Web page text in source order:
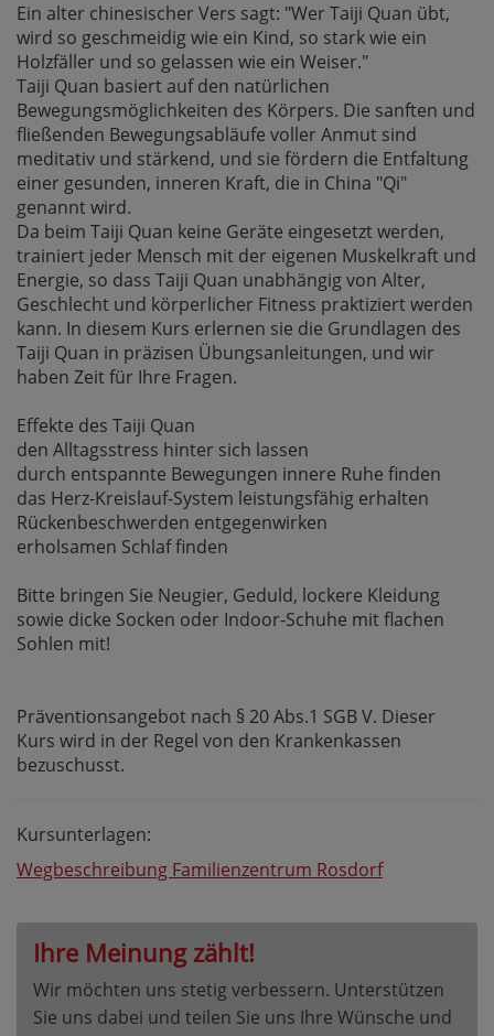
Ein alter chinesischer Vers sagt: "Wer Taiji Quan übt,
wird so geschmeidig wie ein Kind, so stark wie ein
Holzfäller und so gelassen wie ein Weiser."
Taiji Quan basiert auf den natürlichen
Bewegungsmöglichkeiten des Körpers. Die sanften und
fließenden Bewegungsabläufe voller Anmut sind
meditativ und stärkend, und sie fördern die Entfaltung
einer gesunden, inneren Kraft, die in China "Qi"
genannt wird.
Da beim Taiji Quan keine Geräte eingesetzt werden,
trainiert jeder Mensch mit der eigenen Muskelkraft und
Energie, so dass Taiji Quan unabhängig von Alter,
Geschlecht und körperlicher Fitness praktiziert werden
kann. In diesem Kurs erlernen sie die Grundlagen des
Taiji Quan in präzisen Übungsanleitungen, und wir
haben Zeit für Ihre Fragen.
Effekte des Taiji Quan
den Alltagsstress hinter sich lassen
durch entspannte Bewegungen innere Ruhe finden
das Herz-Kreislauf-System leistungsfähig erhalten
Rückenbeschwerden entgegenwirken
erholsamen Schlaf finden
Bitte bringen Sie Neugier, Geduld, lockere Kleidung
sowie dicke Socken oder Indoor-Schuhe mit flachen
Sohlen mit!
Präventionsangebot nach § 20 Abs.1 SGB V. Dieser
Kurs wird in der Regel von den Krankenkassen
bezuschusst.
Kursunterlagen:
Wegbeschreibung Familienzentrum Rosdorf
Ihre Meinung zählt!
Wir möchten uns stetig verbessern. Unterstützen
Sie uns dabei und teilen Sie uns Ihre Wünsche und